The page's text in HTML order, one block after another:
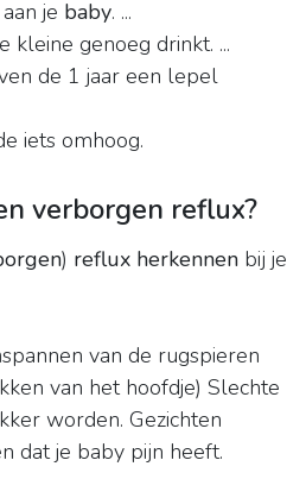
je baby. ...
kleine genoeg drinkt. ...
de 1 jaar een lepel
iets omhoog.
verborgen reflux?
) reflux herkennen bij je
van de rugspieren
van het hoofdje) Slechte
worden. Gezichten
dat je baby pijn heeft.